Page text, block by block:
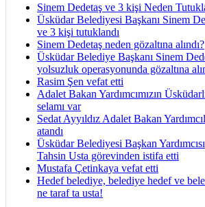
Sinem Dedetaş ve 3 kişi Neden
Üsküdar Belediyesi Başkanı Sinem
ve 3 kişi tutuklandı
Sinem Dedetaş neden gözaltına alındı?
Üsküdar Belediye Başkanı Sinem
yolsuzluk operasyonunda gözaltına
Rasim Şen vefat etti
Adalet Bakan Yardımcımızın
selamı var
Sedat Ayyıldız Adalet Bakan
atandı
Üsküdar Belediyesi Başkan Yardımcısı
Tahsin Usta görevinden istifa etti
Mustafa Çetinkaya vefat etti
Hedef belediye, belediye hedef ve
ne taraf ta usta!